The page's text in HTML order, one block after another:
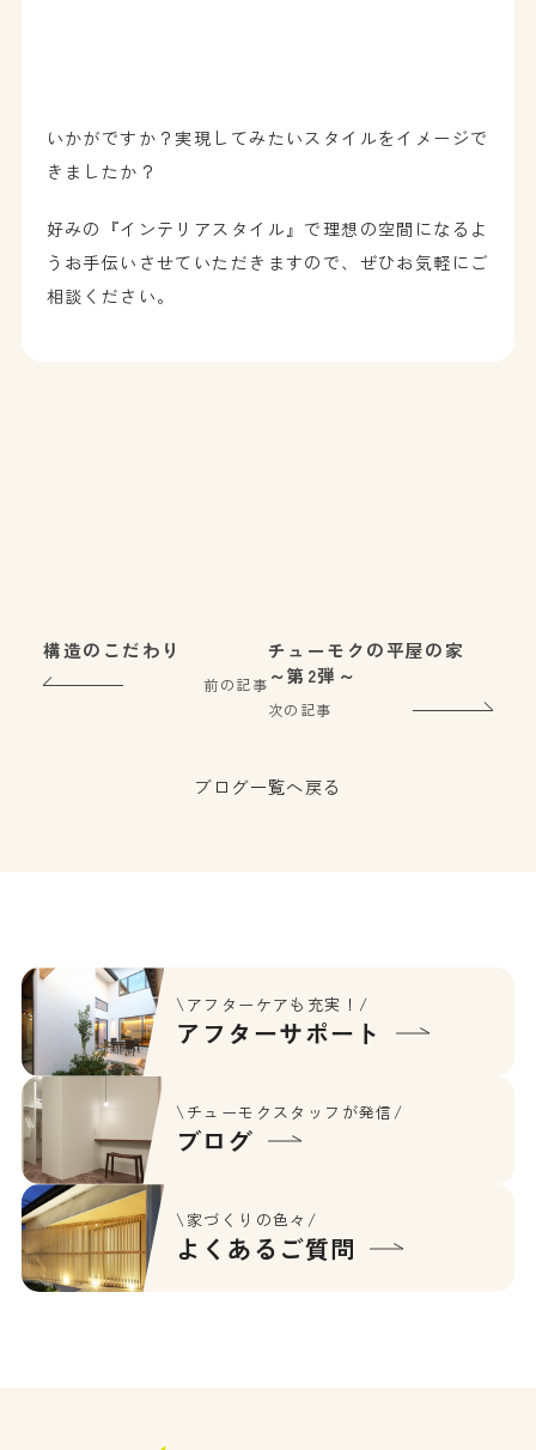
いかがですか？実現してみたいスタイルをイメージで
きましたか？
好みの『インテリアスタイル』で理想の空間になるよ
うお手伝いさせていただきますので、ぜひお気軽にご
相談ください。
構造のこだわり
前の記事
チューモクの平屋の家
～第2弾～
次の記事
ブログ一覧へ戻る
\アフターケアも充実！/
アフターサポート
\チューモクスタッフが発信/
ブログ
\家づくりの色々/
よくあるご質問